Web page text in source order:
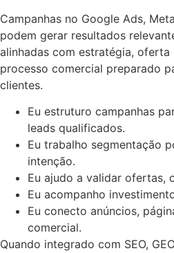
Campanhas no Google Ads,
podem gerar resultados
alinhadas com estratégia,
processo comercial preparado
clientes.
Eu estruturo campanhas
leads qualificados.
Eu trabalho segmentação
intenção.
Eu ajudo a validar ofertas,
Eu acompanho
Eu conecto anúncios,
comercial.
Quando integrado com SEO,